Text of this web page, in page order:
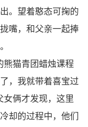
。望着憨态可掬的
嘴，和父亲一起捧
熊猫青团蜡烛课程
，我就带着喜宝过
女俩才发现，这里
却的过程中，他们